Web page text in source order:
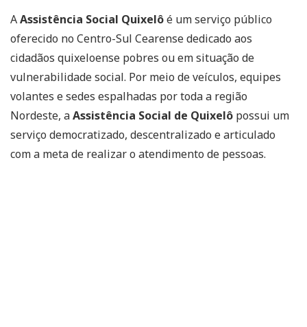
AAssistência Social Quixelôé um serviço público
oferecido no Centro-Sul Cearense dedicado aos
cidadãos quixeloense pobres ou em situação de
vulnerabilidade social. Por meio de veículos, equipes
volantes e sedes espalhadas por toda a região
Nordeste, aAssistência Social de Quixelô possui um
serviço democratizado, descentralizado e articulado
com a meta de realizar o atendimento de pessoas.